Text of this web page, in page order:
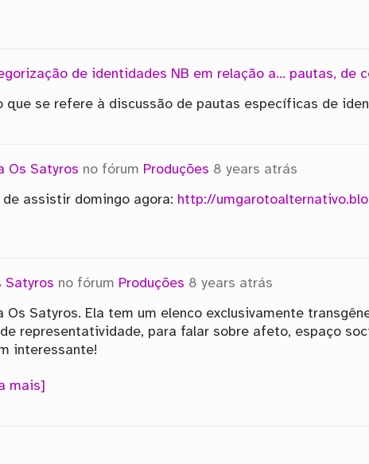
de identidades NB em relação a… pautas, de
que se refere à discussão de pautas específicas de
Os Satyros no fórum Produções 8 years atrás
assistir domingo agora: http://
Satyros no fórum Produções 8 years atrás
Os Satyros. Ela tem um elenco exclusivamente
representatividade, para falar sobre afeto, espaço
interessante!
mais]